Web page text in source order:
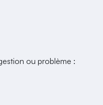
ou problème :